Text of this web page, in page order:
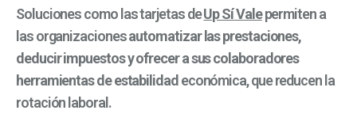
Soluciones como las tarjetas deUp Sí Valepermiten a
las organizacionesautomatizar las prestaciones,
deducir impuestos y ofrecer a sus colaboradores
herramientas de estabilidadeconómica, que reducen la
rotación laboral.